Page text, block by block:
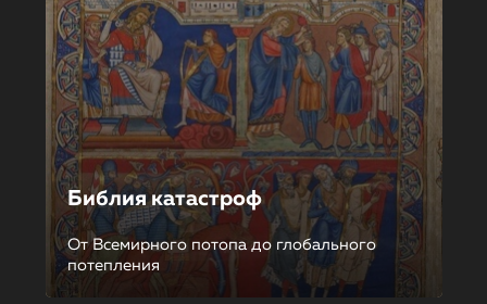
Библия катастроф
От Всемирного потопа до глобального
потепления